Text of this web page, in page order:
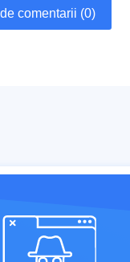
comentarii (0)